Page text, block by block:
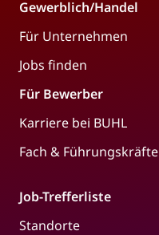
Gewerblich/Handel
Für Unternehmen
Jobs finden
Für Bewerber
Karriere bei BUHL
Fach & Führungskräfte
Job-Trefferliste
Standorte